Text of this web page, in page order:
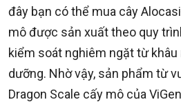
đây bạn có thể mua cây
mô được sản xuất theo quy
kiểm soát nghiêm ngặt từ
dưỡng. Nhờ vậy, sản phẩm từ
Dragon Scale cấy mô của